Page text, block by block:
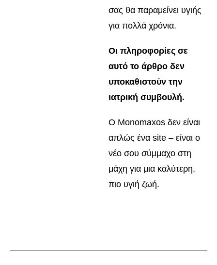
σας θα παραμείνει υγιής
για πολλά χρόνια.
Οι πληροφορίες σε
αυτό το άρθρο δεν
υποκαθιστούν την
ιατρική συμβουλή.
Ο Monomaxos δεν είναι
απλώς ένα site – είναι ο
νέο σου σύμμαχο στη
μάχη για μια καλύτερη,
πιο υγιή ζωή.